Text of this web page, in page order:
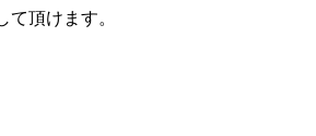
頂けます。